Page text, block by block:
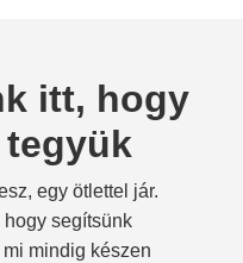
itt, hogy
egy ötlettel jár.
hogy segítsünk
mindig készen